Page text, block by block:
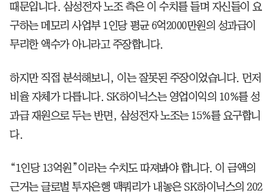
때문입니다. 삼성전자 노조 측은 이 수치를 들며 자신들이 요
구하는 메모리 사업부 1인당 평균 6억2000만원의 성과급이
무리한 액수가 아니라고 주장합니다.
하지만 직접 분석해보니, 이는 잘못된 주장이었습니다. 먼저
비율 자체가 다릅니다. SK하이닉스는 영업이익의 10%를 성
과급 재원으로 두는 반면, 삼성전자 노조는 15%를 요구합니
다.
“1인당 13억원”이라는 수치도 따져봐야 합니다. 이 금액의
근거는 글로벌 투자은행 맥쿼리가 내놓은 SK하이닉스의 202